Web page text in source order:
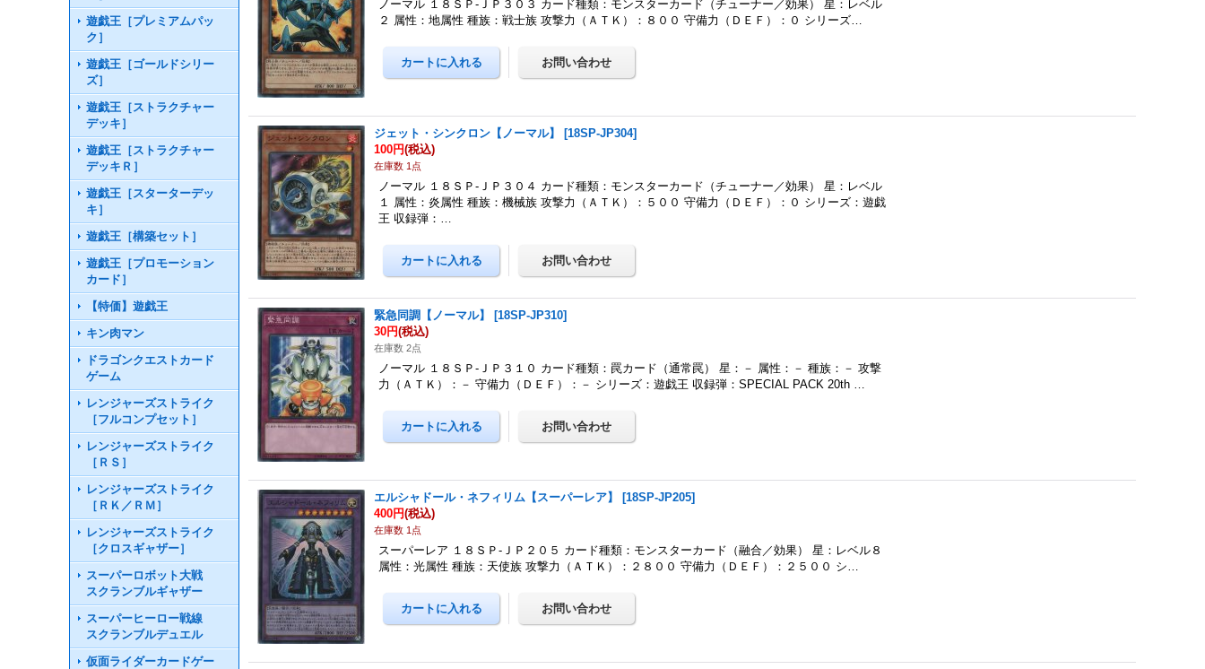
遊戯王［プレミアムパッ
ク］
遊戯王［ゴールドシリー
ズ］
遊戯王［ストラクチャー
デッキ］
遊戯王［ストラクチャー
デッキＲ］
遊戯王［スターターデッ
キ］
遊戯王［構築セット］
遊戯王［プロモーション
カード］
【特価】遊戯王
キン肉マン
ドラゴンクエストカード
ゲーム
レンジャーズストライク
［フルコンプセット］
レンジャーズストライク
［ＲＳ］
レンジャーズストライク
［ＲＫ／ＲＭ］
レンジャーズストライク
［クロスギャザー］
スーパーロボット大戦
スクランブルギャザー
スーパーヒーロー戦線
スクランブルデュエル
仮面ライダーカードゲー
ノーマル １８ＳＰ-ＪＰ３０３ カード種類：モンスターカード（チューナー／効果） 星：レベル
２ 属性：地属性 種族：戦士族 攻撃力（ＡＴＫ）：８００ 守備力（ＤＥＦ）：０ シリーズ…
ジェット・シンクロン【ノーマル】 [18SP-JP304]
100円(税込)
在庫数 1点
ノーマル １８ＳＰ-ＪＰ３０４ カード種類：モンスターカード（チューナー／効果） 星：レベル
１ 属性：炎属性 種族：機械族 攻撃力（ＡＴＫ）：５００ 守備力（ＤＥＦ）：０ シリーズ：遊戯
王 収録弾：…
緊急同調【ノーマル】 [18SP-JP310]
30円(税込)
在庫数 2点
ノーマル １８ＳＰ-ＪＰ３１０ カード種類：罠カード（通常罠） 星：－ 属性：－ 種族：－ 攻撃
力（ＡＴＫ）：－ 守備力（ＤＥＦ）：－ シリーズ：遊戯王 収録弾：SPECIAL PACK 20th …
エルシャドール・ネフィリム【スーパーレア】 [18SP-JP205]
400円(税込)
在庫数 1点
スーパーレア １８ＳＰ-ＪＰ２０５ カード種類：モンスターカード（融合／効果） 星：レベル８
属性：光属性 種族：天使族 攻撃力（ＡＴＫ）：２８００ 守備力（ＤＥＦ）：２５００ シ…